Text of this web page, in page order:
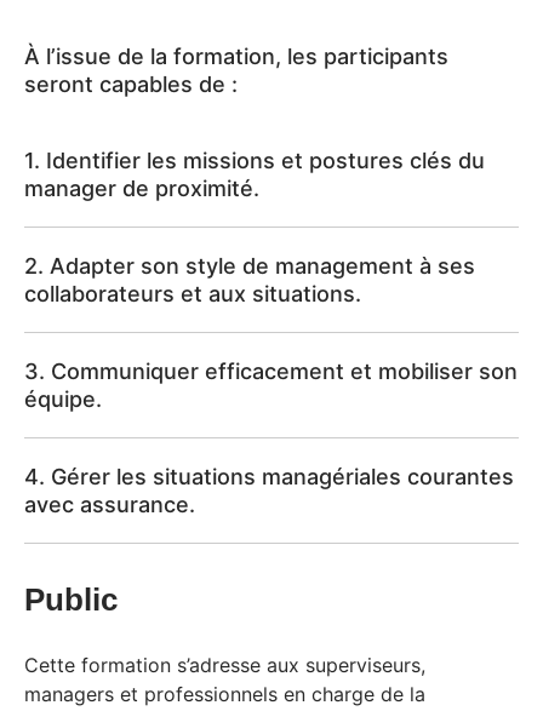
À l’issue de la formation, les participants
seront capables de :
1. Identifier les missions et postures clés du
manager de proximité.
2. Adapter son style de management à ses
collaborateurs et aux situations.
3. Communiquer efficacement et mobiliser son
équipe.
4. Gérer les situations managériales courantes
avec assurance.
Public
Cette formation s’adresse aux superviseurs,
managers et professionnels en charge de la